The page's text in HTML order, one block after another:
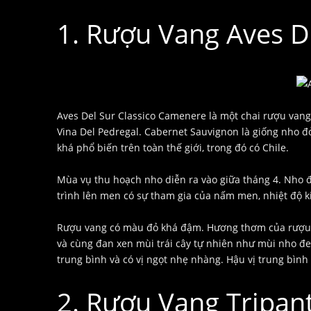
1. Rượu Vang Aves
Aves Del Sur Classico Camenere là một chai rượu
Vina Del Pedregal. Cabernet Sauvignon là giống nho
khá phổ biến trên toàn thế giới, trong đó có Chile.
Mùa vụ thu hoạch nho diễn ra vào giữa tháng 4.
trình lên men có sự tham gia của nấm men, nhiệt độ
Rượu vang có màu đỏ khá đậm. Hương thơm của
và cùng đan xen mùi trái cây tự nhiên như mùi nho
trung bình và có vị ngọt nhẹ nhàng. Hậu vị trung
2. Rượu Vang